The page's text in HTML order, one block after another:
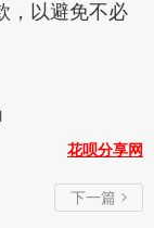
，以避免不必
花呗分享网
下一篇 